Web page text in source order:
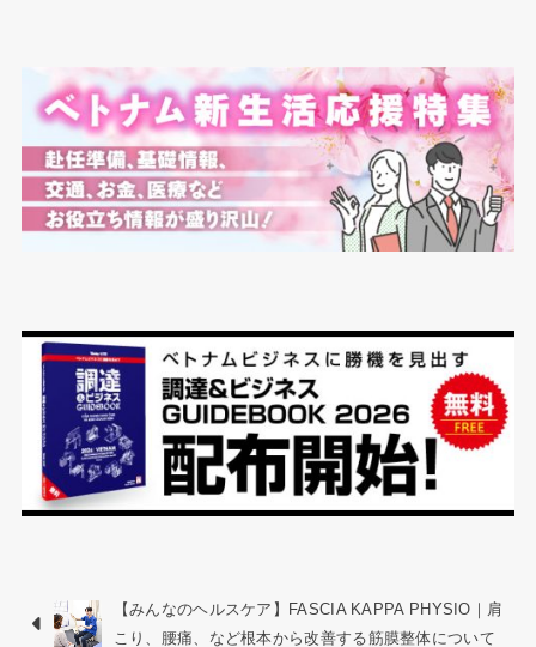
【みんなのヘルスケア】FASCIA KAPPA PHYSIO｜肩
こり、腰痛、など根本から改善する筋膜整体について